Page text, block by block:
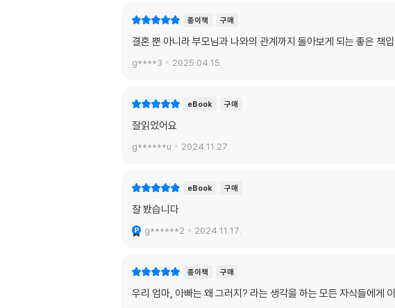
종이책 구매
결혼 뿐 아니라 부모님과 나와의 관계까지 돌아보게 되는 좋은 책
g****3 2025.04.15.
eBook 구매
잘읽었어요
g******u 2024.11.27.
eBook 구매
잘 봤습니다
g******2 2024.11.17.
종이책 구매
우리 엄마, 아빠는 왜 그러지? 라는 생각을 하는 모든 자식들에게